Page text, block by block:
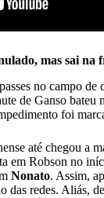
mas sai na
no campo de
de Ganso
foi
até chegou a
em Robson no
Nonato. Assim,
das redes. Aliás,